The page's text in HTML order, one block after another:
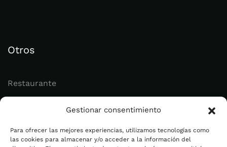
Gestionar consentimiento
Para ofrecer las mejores experiencias, utilizamos tecnologías como
las cookies para almacenar y/o acceder a la información del
Otros
Restaurante